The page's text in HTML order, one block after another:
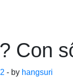
Con
- by hangsuri